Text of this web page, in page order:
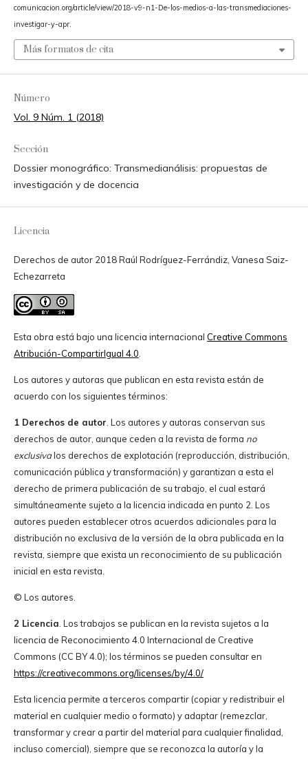
comunicacion.org/article/view/2018-v9-n1-De-los-medios-a-las-transmediaciones-
investigar-y-apr.
Más formatos de cita
Número
Vol. 9 Núm. 1 (2018)
Sección
Dossier monográfico: Transmedianálisis: propuestas de
investigación y de docencia
Licencia
Derechos de autor 2018 Raúl Rodríguez-Ferrándiz, Vanesa Saiz-
Echezarreta
Esta obra está bajo una licencia internacional Creative Commons
Atribución-CompartirIgual 4.0.
Los autores y autoras que publican en esta revista están de
acuerdo con los siguientes términos:
1 Derechos de autor. Los autores y autoras conservan sus
derechos de autor, aunque ceden a la revista de forma no
exclusivalos derechos de explotación (reproducción, distribución,
comunicación pública y transformación) y garantizan a esta el
derecho de primera publicación de su trabajo, el cual estará
simultáneamente sujeto a la licencia indicada en punto 2. Los
autores pueden establecer otros acuerdos adicionales para la
distribución no exclusiva de la versión de la obra publicada en la
revista, siempre que exista un reconocimiento de su publicación
inicial en esta revista.
© Los autores.
2 Licencia. Los trabajos se publican en la revista sujetos a la
licencia de Reconocimiento 4.0 Internacional de Creative
Commons (CC BY 4.0); los términos se pueden consultar en
https://creativecommons.org/licenses/by/4.0/
Esta licencia permite a terceros compartir (copiar y redistribuir el
material en cualquier medio o formato) y adaptar (remezclar,
transformar y crear a partir del material para cualquier finalidad,
incluso comercial), siempre que se reconozca la autoría y la